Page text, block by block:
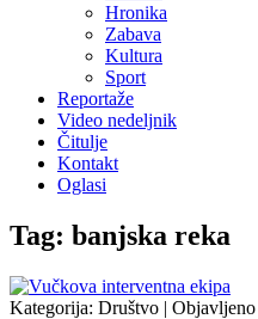
Hronika
Zabava
Kultura
Sport
Reportaže
Video nedeljnik
Čitulje
Kontakt
Oglasi
Tag: banjska reka
Kategorija: Društvo |